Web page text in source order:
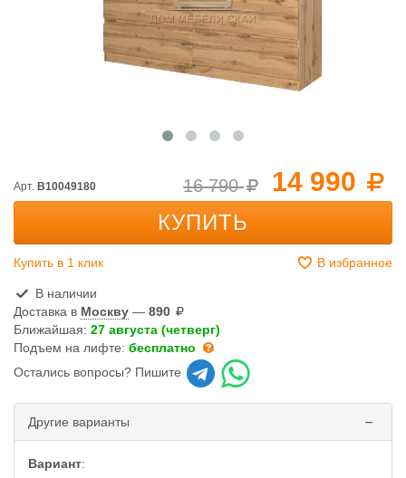
14 990
16 790
Арт. B10049180
КУПИТЬ
Купить в 1 клик В избранное
В наличии
Доставка в Москву — 890
Ближайшая: 27 августа (четверг)
Подъем на лифте: бесплатно
Остались вопросы? Пишите
Другие варианты
Вариант: